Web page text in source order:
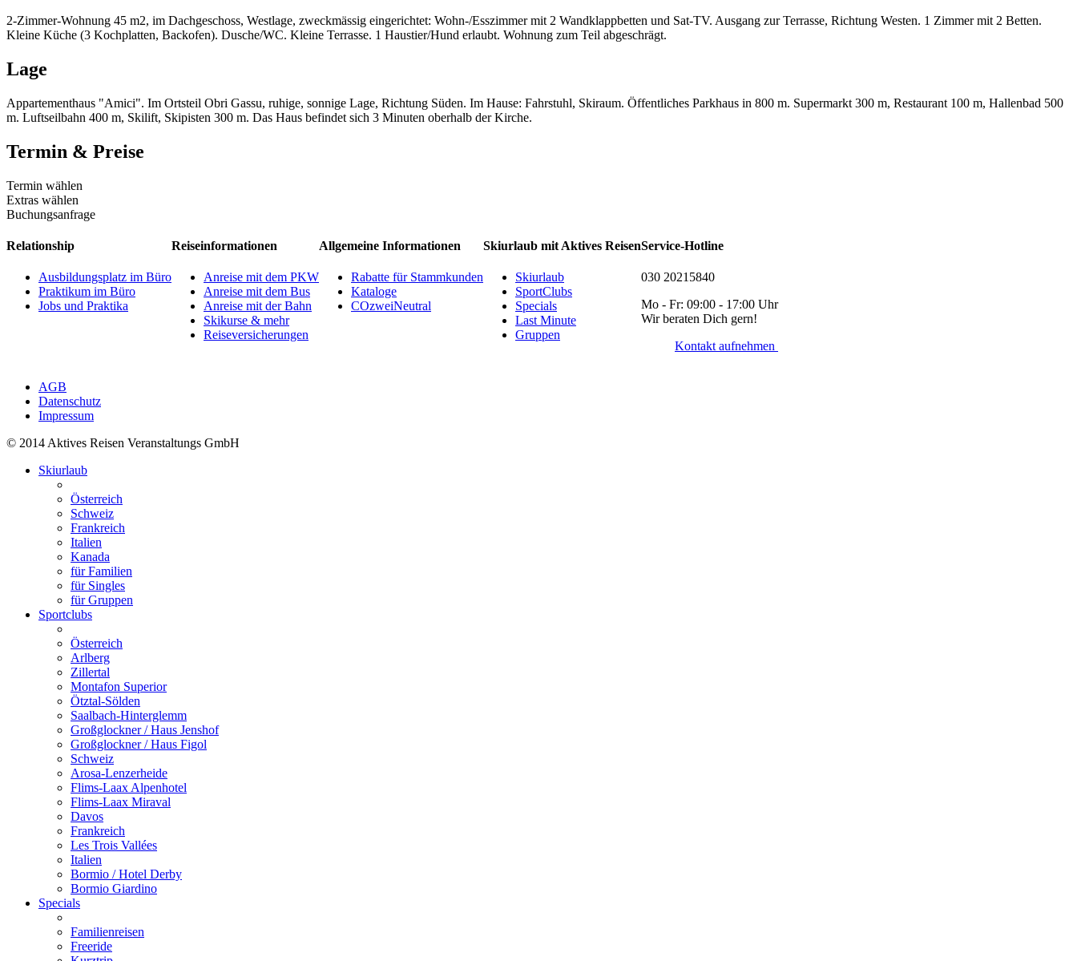
2-Zimmer-Wohnung 45 m2, im Dachgeschoss, Westlage, zweckmässig eingerichtet: Wohn-/Esszimmer mit 2 Wandklappbetten und Sat-TV. Ausgang zur Terrasse, Richtung Westen. 1 Zimmer mit 2 Betten.
Kleine Küche (3 Kochplatten, Backofen). Dusche/WC. Kleine Terrasse. 1 Haustier/Hund erlaubt. Wohnung zum Teil abgeschrägt.
Lage
Appartementhaus "Amici". Im Ortsteil Obri Gassu, ruhige, sonnige Lage, Richtung Süden. Im Hause: Fahrstuhl, Skiraum. Öffentliches Parkhaus in 800 m. Supermarkt 300 m, Restaurant 100 m, Hallenbad 500
m. Luftseilbahn 400 m, Skilift, Skipisten 300 m. Das Haus befindet sich 3 Minuten oberhalb der Kirche.
Termin & Preise
Termin wählen
Extras wählen
Buchungsanfrage
Relationship
Ausbildungsplatz im Büro
Praktikum im Büro
Jobs und Praktika
Reiseinformationen
Anreise mit dem PKW
Anreise mit dem Bus
Anreise mit der Bahn
Skikurse & mehr
Reiseversicherungen
Allgemeine Informationen
Rabatte für Stammkunden
Kataloge
COzweiNeutral
Skiurlaub mit Aktives Reisen
Skiurlaub
SportClubs
Specials
Last Minute
Gruppen
Service-Hotline
030 20215840
Mo - Fr: 09:00 - 17:00 Uhr
Wir beraten Dich gern!
Kontakt aufnehmen
AGB
Datenschutz
Impressum
© 2014 Aktives Reisen Veranstaltungs GmbH
Skiurlaub
Österreich
Schweiz
Frankreich
Italien
Kanada
für Familien
für Singles
für Gruppen
Sportclubs
Österreich
Arlberg
Zillertal
Montafon Superior
Ötztal-Sölden
Saalbach-Hinterglemm
Großglockner / Haus Jenshof
Großglockner / Haus Figol
Schweiz
Arosa-Lenzerheide
Flims-Laax Alpenhotel
Flims-Laax Miraval
Davos
Frankreich
Les Trois Vallées
Italien
Bormio / Hotel Derby
Bormio Giardino
Specials
Familienreisen
Freeride